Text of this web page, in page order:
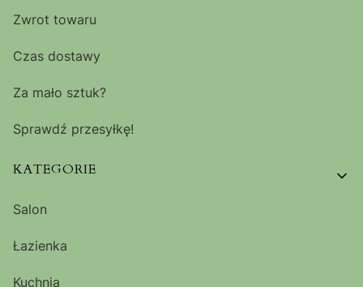
Zwrot towaru
Czas dostawy
Za mało sztuk?
Sprawdź przesyłkę!
KATEGORIE
Salon
Łazienka
Kuchnia